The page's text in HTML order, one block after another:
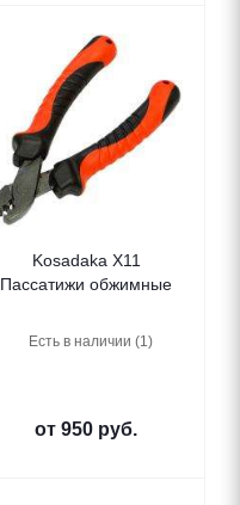
Kosadaka X11
Пассатижи обжимные
Есть в наличии (1)
от950 руб.